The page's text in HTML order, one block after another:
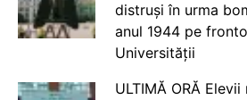
distruși în urma
anul 1944 pe
Universității
ULTIMĂ ORĂ